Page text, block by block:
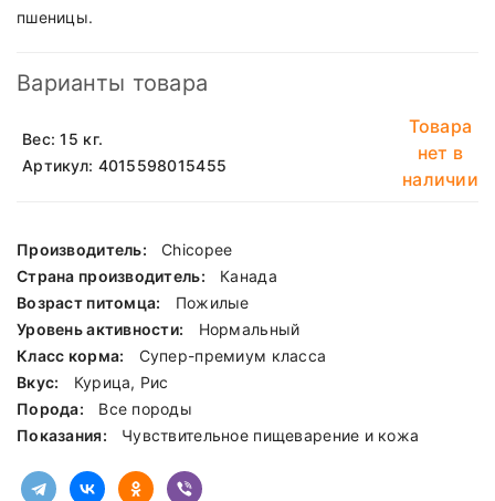
пшеницы.
Варианты товара
Вес: 15 кг.
Артикул: 4015598015455
Товара
нет в
наличии
Производитель:
Chicopee
Страна производитель:
Канада
Возраст питомца:
Пожилые
Уровень активности:
Нормальный
Класс корма:
Cупер-премиум класса
Вкус:
Курица, Рис
Порода:
Все породы
Показания:
Чувствительное пищеварение и кожа